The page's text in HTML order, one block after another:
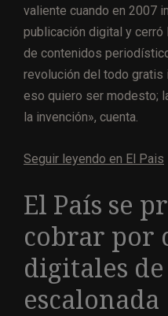
valiente cuando en 2007
publicación digital y cerró
de contenidos
revolución del todo gratis
eso quiero ser modesto;
la invención», cuenta.
Seguir leyendo en El Pais
El País se
cobrar por
digitales
escalonada